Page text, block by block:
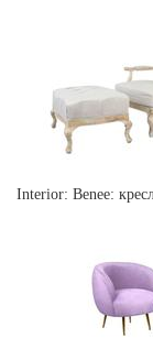
Interior: Benee: